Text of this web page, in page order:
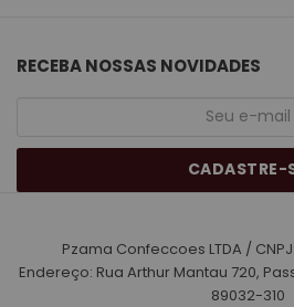
RECEBA NOSSAS NOVIDADES
CADASTRE-
Pzama Confeccoes LTDA /
Endereço: Rua Arthur Mantau 720,
89032-310